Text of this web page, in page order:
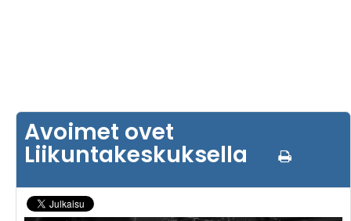
Avoimet ovet
Liikuntakeskuksella